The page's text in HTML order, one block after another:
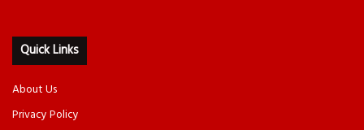
Quick Links
About Us
Privacy Policy